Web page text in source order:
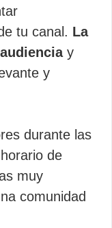
tu canal. La
y
y
durante las
de
muy
comunidad